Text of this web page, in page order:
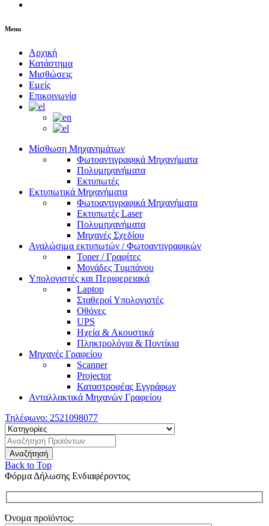
Menu
Αρχική
Κατάστημα
Μισθώσεις
Εμείς
Επικοινωνία
Μίσθωση Μηχανημάτων
Φωτοαντιγραφικά Μηχανήματα
Πολυμηχανήματα
Εκτυπωτές
Εκτυπωτικά Μηχανήματα
Φωτοαντιγραφικά Μηχανήματα
Εκτυπωτές Laser
Πολυμηχανήματα
Μηχανές Σχεδίου
Αναλώσιμα εκτυπωτών / Φωτοαντιγραφικών
Toner / Γραφίτες
Μονάδες Τυμπάνου
Υπολογιστές και Περιφερειακά
Laptop
Σταθεροί Υπολογιστές
Οθόνες
UPS
Ηχεία & Ακουστικά
Πληκτρολόγια & Ποντίκια
Μηχανές Γραφείου
Scanner
Projector
Καταστροφέας Εγγράφων
Ανταλλακτικά Μηχανών Γραφείου
Τηλέφωνο: 2521098077
Back to Top
Φόρμα Δήλωσης Ενδιαφέροντος
Όνομα προϊόντος: